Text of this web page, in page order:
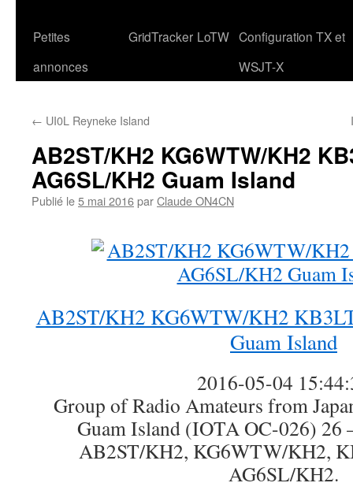
Petites
annonces
GridTracker LoTW Configuration TX et
WSJT-X
← UI0L Reyneke Island
AB2ST/KH2 KG6WTW/KH2
AG6SL/KH2 Guam Island
Publié le5 mai 2016parClaude ON4CN
AB2ST/KH2 KG6WTW/KH2
Guam Island
2016-05-04
Group of Radio Amateurs from
Guam Island (IOTA OC-026) 26
AB2ST/KH2, KG6WTW/KH2,
AG6SL/KH2.